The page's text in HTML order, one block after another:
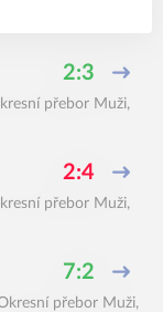
2:3
přebor Muži,
2:4
přebor Muži,
7:2
přebor Muži,